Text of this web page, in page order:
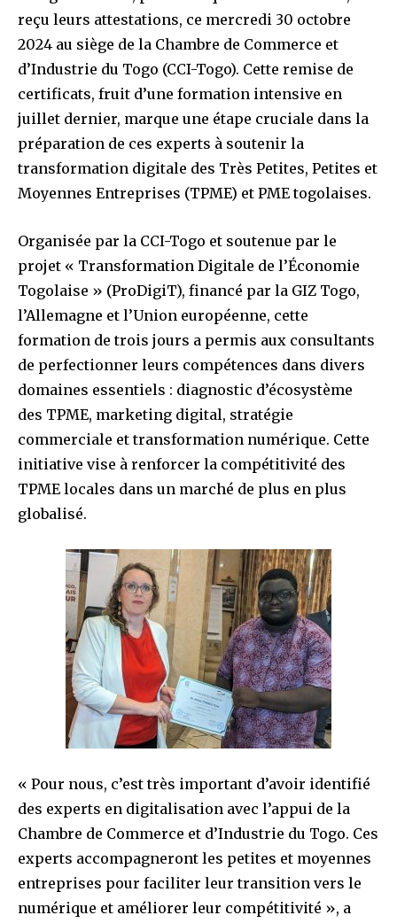
reçu leurs attestations, ce mercredi 30 octobre
2024 au siège de la Chambre de Commerce et
d’Industrie du Togo (CCI-Togo). Cette remise de
certificats, fruit d’une formation intensive en
juillet dernier, marque une étape cruciale dans la
préparation de ces experts à soutenir la
transformation digitale des Très Petites, Petites et
Moyennes Entreprises (TPME) et PME togolaises.
Organisée par la CCI-Togo et soutenue par le
projet « Transformation Digitale de l’Économie
Togolaise » (ProDigiT), financé par la GIZ Togo,
l’Allemagne et l’Union européenne, cette
formation de trois jours a permis aux consultants
de perfectionner leurs compétences dans divers
domaines essentiels : diagnostic d’écosystème
des TPME, marketing digital, stratégie
commerciale et transformation numérique. Cette
initiative vise à renforcer la compétitivité des
TPME locales dans un marché de plus en plus
globalisé.
« Pour nous, c’est très important d’avoir identifié
des experts en digitalisation avec l’appui de la
Chambre de Commerce et d’Industrie du Togo. Ces
experts accompagneront les petites et moyennes
entreprises pour faciliter leur transition vers le
numérique et améliorer leur compétitivité », a